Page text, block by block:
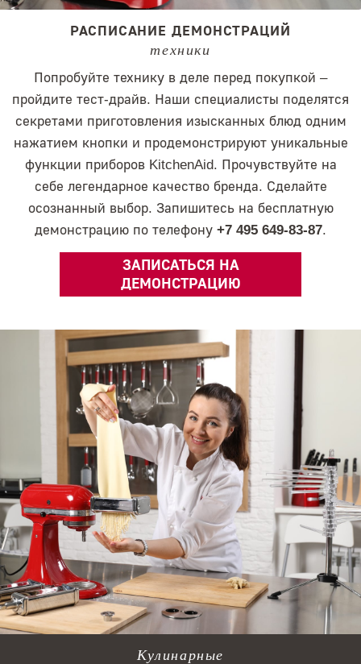
РАСПИСАНИЕ ДЕМОНСТРАЦИЙ
техники
Попробуйте технику в деле перед покупкой –
пройдите тест-драйв. Наши специалисты поделятся
секретами приготовления изысканных блюд одним
нажатием кнопки и продемонстрируют уникальные
функции приборов KitchenAid. Прочувствуйте на
себе легендарное качество бренда. Сделайте
осознанный выбор. Запишитесь на бесплатную
демонстрацию по телефону +7 495 649-83-87.
ЗАПИСАТЬСЯ НА
ДЕМОНСТРАЦИЮ
Кулинарные